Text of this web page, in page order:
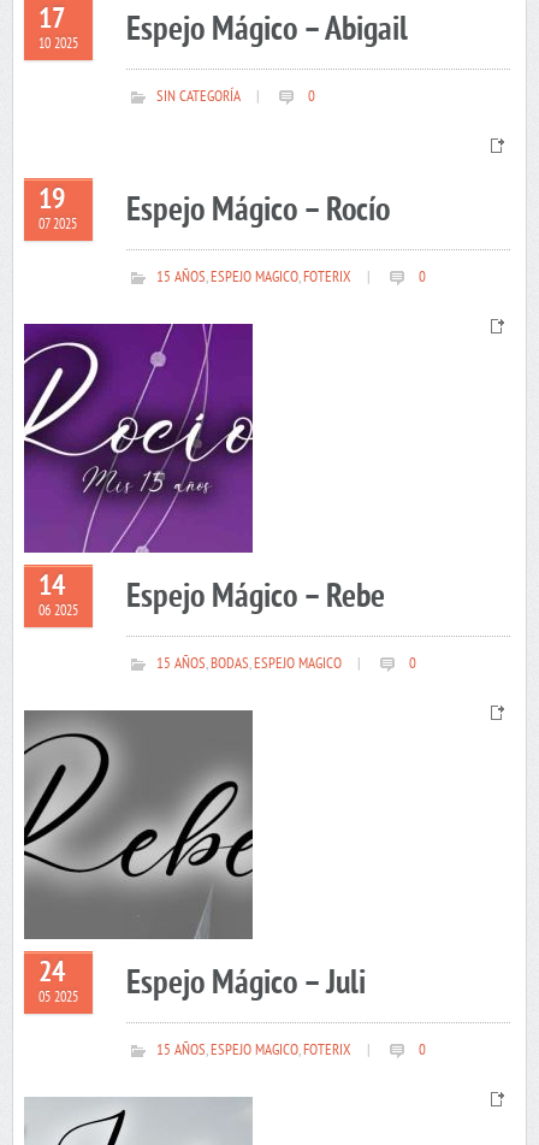
17
10 2025 Espejo Mágico – Abigail
SIN CATEGORÍA 0
19
07 2025 Espejo Mágico – Rocío
15 AÑOS,ESPEJO MAGICO,FOTERIX 0
14
06 2025 Espejo Mágico – Rebe
15 AÑOS,BODAS,ESPEJO MAGICO 0
24
05 2025 Espejo Mágico – Juli
15 AÑOS,ESPEJO MAGICO,FOTERIX 0